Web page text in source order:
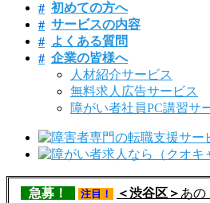
初めての方へ
サービスの内容
よくある質問
企業の皆様へ
人材紹介サービス
無料求人広告サービス
障がい者社員PC講習サ
急募！ 注目！ ＜渋谷区＞ あの